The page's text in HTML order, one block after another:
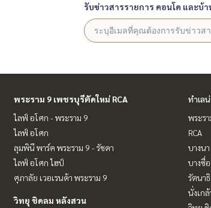
รับข่าวสารรายการ คอนโด และบ้า
พระราม 9 เพชรบุรีตัดใหม่ RCA
ไลฟ์ อโศก - พระราม 9
ไลฟ์ อโศก
ลุมพินี พาร์ค พระราม 9 - รัชดา
ไลฟ์ อโศก ไฮป์
ศุภาลัย เวอเรนด้า พระราม 9
วิทยุ ชิดลม หลังสวน
ทำเล
พระร
RCA
บางน
บางซื่
รัตนา
นั่งเกล้